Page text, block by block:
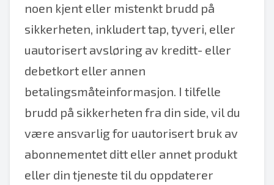
noen kjent eller mistenkt brudd på
sikkerheten, inkludert tap, tyveri, eller
uautorisert avsløring av kreditt- eller
debetkort eller annen
betalingsmåteinformasjon. I tilfelle
brudd på sikkerheten fra din side, vil du
være ansvarlig for uautorisert bruk av
abonnementet ditt eller annet produkt
eller din tjeneste til du oppdaterer